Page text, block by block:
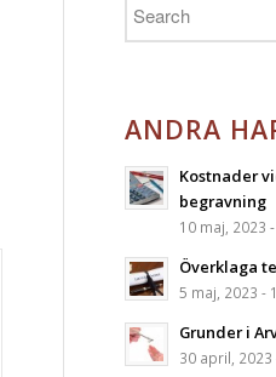
ANDRA
Kostnader
begravning
10 maj, 2023
Överklaga
5 maj, 2023 -
Grunder i
30 april, 2023